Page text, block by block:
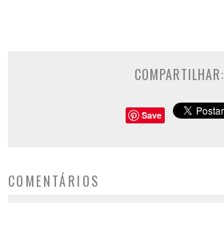
COMPARTILHAR:
Save
COMENTÁRIOS